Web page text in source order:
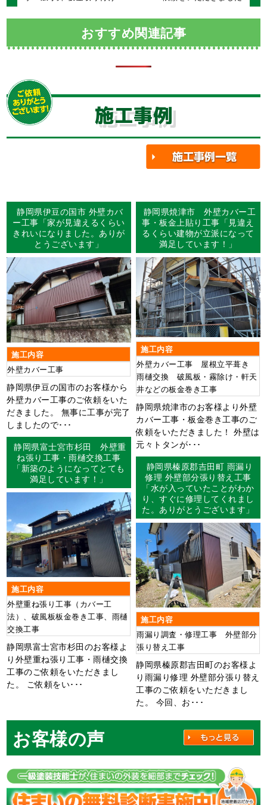
おすすめ関連記事
施工事例
静岡県伊豆の国市 外壁カバ
ー工事「家が見違えるくらい
きれいになりました。ありが
とうございます」
施工内容
外壁カバー工事
静岡県伊豆の国市のお客様から
外壁カバー工事のご依頼をいた
だきました。 無事に工事が完了
しましたので･･･
静岡県焼津市 外壁カバー工
事・板金上貼り工事「見違え
るくらい建物が立派になって
満足しています！」
施工内容
外壁カバー工事 屋根立平葺き
雨樋交換 破風板・霧除け・軒天
井などの板金巻き工事
静岡県焼津市のお客様より外壁
カバー工事・板金巻き工事のご
依頼をいただきました！ 外壁は
元々トタンが･･･
静岡県富士宮市杉田 外壁重
ね張り工事・雨樋交換工事
「新築のようになってとても
満足しています！」
施工内容
外壁重ね張り工事（カバー工
法）、破風板板金巻き工事、雨樋
交換工事
静岡県富士宮市杉田のお客様よ
り外壁重ね張り工事・雨樋交換
工事のご依頼をいただきまし
た。 ご依頼をい･･･
静岡県榛原郡吉田町 雨漏り
修理 外壁部分張り替え工事
「水が入っていたことがわか
り、すぐに修理してくれまし
た。ありがとうございます」
施工内容
雨漏り調査・修理工事 外壁部分
張り替え工事
静岡県榛原郡吉田町のお客様よ
り雨漏り修理 外壁部分張り替え
工事のご依頼をいただきまし
た。 今回、お･･･
お客様の声